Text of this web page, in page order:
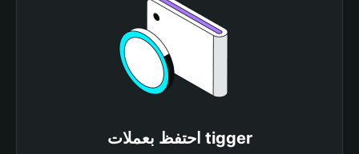
احتفظ بعملات tigger